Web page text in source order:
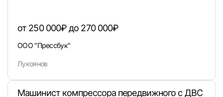
E-mail или Телефон
Пароль
от 250 000₽ до 270 000₽
ООО "Прессбук"
Лукоянов
Машинист компрессора передвижного с ДВС